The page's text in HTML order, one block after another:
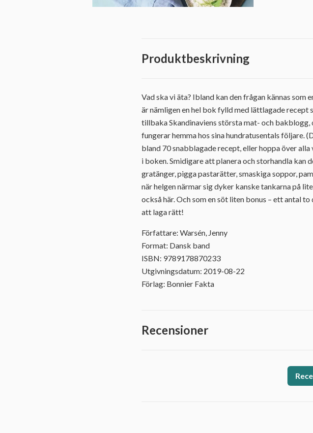
Produktbeskrivning
Vad ska vi äta? Ibland kan den frågan kännas
är nämligen en hel bok fylld med lättlagade recept
tillbaka Skandinaviens största mat- och
fungerar hemma hos sina hundratusentals följare.
bland 70 snabblagade recept, eller hoppa över
i boken. Smidigare att planera och storhandla kan
gratänger, pigga pastarätter, smaskiga soppor,
när helgen närmar sig dyker kanske tankarna på
också här. Och som en söt liten bonus – ett
att laga rätt!
Författare: Warsén, Jenny
Format: Dansk band
ISBN: 9789178870233
Utgivningsdatum: 2019-08-22
Förlag: Bonnier Fakta
Recensioner